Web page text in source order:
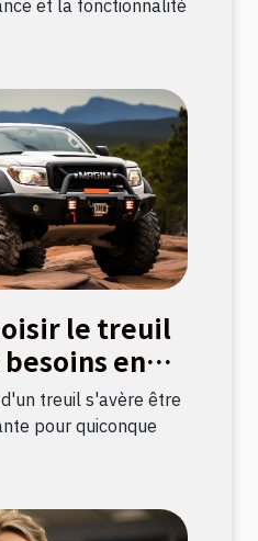
et la fonctionnalité
le treuil
en
treuil s'avère être
pour quiconque